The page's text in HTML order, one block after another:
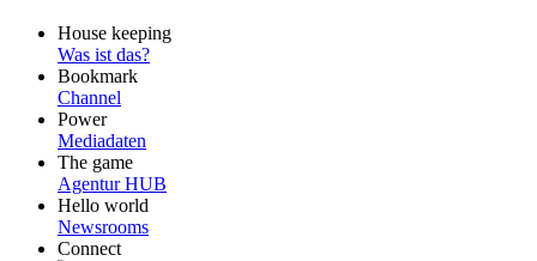
FooterHouse keeping
Was ist das?
Bookmark
Channel
Power
Mediadaten
The game
Agentur HUB
Hello world
Newsrooms
Connect